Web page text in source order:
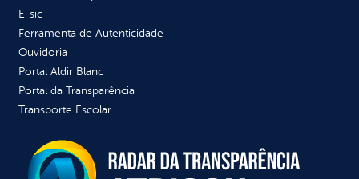
E-sic
Ferramenta de Autenticidade
Ouvidoria
Portal Aldir Blanc
Portal da Transparência
Transporte Escolar